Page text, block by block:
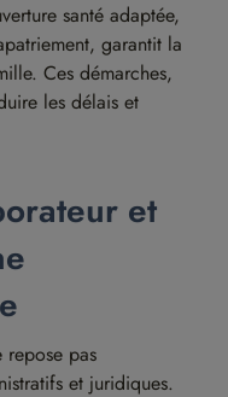
santé adaptée,
garantit la
Ces démarches,
les délais et
et
repose pas
et juridiques.